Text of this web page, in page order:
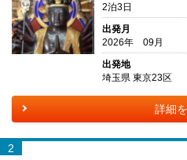
2泊3日
出発月
2026年 09月
出発地
埼玉県 東京23区
詳細
2